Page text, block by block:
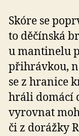
Skóre se
to děčínská
u mantinelu
přihrávkou,
se z hranice
hráli domácí
vyrovnat
či z dorážky